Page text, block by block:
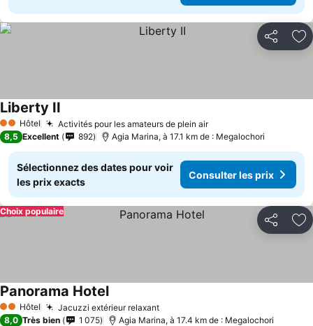
Partager
2 Étoiles
Hôtel Activités pour les amateurs de plein air
Liberty II
8,5 Excellent 892 Agia Marina, à 17.1 km de : Megalochori
Sélectionnez des dates pour voir
les prix exacts
Consulter les prix
Partager
Choix populaire
2 Étoiles
Hôtel Jacuzzi extérieur relaxant
Panorama Hotel
8,0 Très bien 1 075 Agia Marina, à 17.4 km de : Megalochori